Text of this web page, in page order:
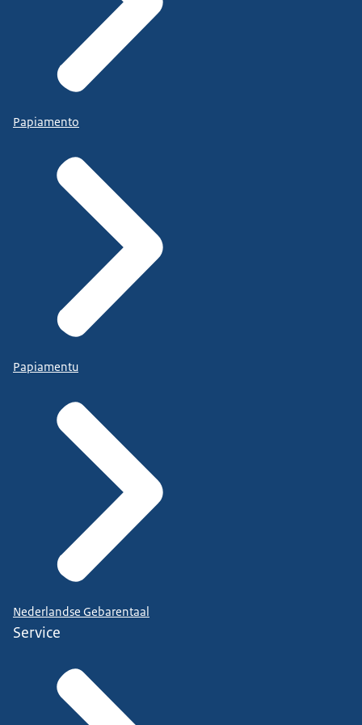
Papiamento
Papiamentu
Nederlandse Gebarentaal
Service